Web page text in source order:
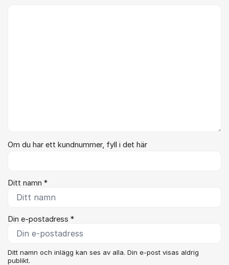
Om du har ett kundnummer, fyll i det här
Ditt namn *
Din e-postadress *
Ditt namn och inlägg kan ses av alla. Din e-post visas aldrig
publikt.